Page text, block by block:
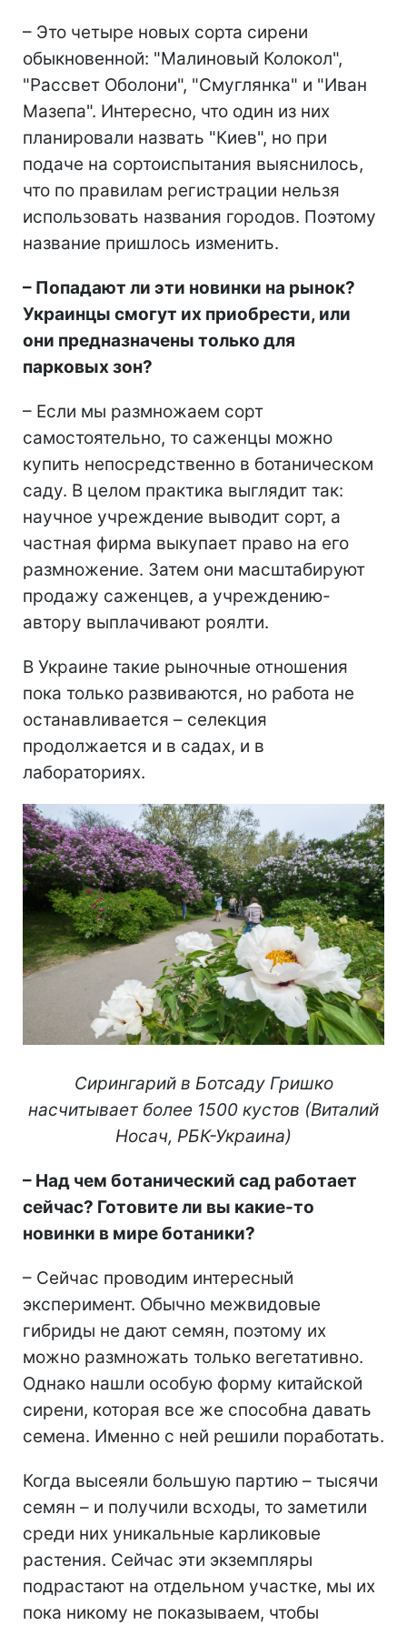
– Это четыре новых сорта сирени
обыкновенной: "Малиновый Колокол",
"Рассвет Оболони", "Смуглянка" и "Иван
Мазепа". Интересно, что один из них
планировали назвать "Киев", но при
подаче на сортоиспытания выяснилось,
что по правилам регистрации нельзя
использовать названия городов. Поэтому
название пришлось изменить.
– Попадают ли эти новинки на рынок?
Украинцы смогут их приобрести, или
они предназначены только для
парковых зон?
– Если мы размножаем сорт
самостоятельно, то саженцы можно
купить непосредственно в ботаническом
саду. В целом практика выглядит так:
научное учреждение выводит сорт, а
частная фирма выкупает право на его
размножение. Затем они масштабируют
продажу саженцев, а учреждению-
автору выплачивают роялти.
В Украине такие рыночные отношения
пока только развиваются, но работа не
останавливается – селекция
продолжается и в садах, и в
лабораториях.
Сирингарий в Ботсаду Гришко
насчитывает более 1500 кустов (Виталий
Носач, РБК-Украина)
– Над чем ботанический сад работает
сейчас? Готовите ли вы какие-то
новинки в мире ботаники?
– Сейчас проводим интересный
эксперимент. Обычно межвидовые
гибриды не дают семян, поэтому их
можно размножать только вегетативно.
Однако нашли особую форму китайской
сирени, которая все же способна давать
семена. Именно с ней решили поработать.
Когда высеяли большую партию – тысячи
семян – и получили всходы, то заметили
среди них уникальные карликовые
растения. Сейчас эти экземпляры
подрастают на отдельном участке, мы их
пока никому не показываем, чтобы